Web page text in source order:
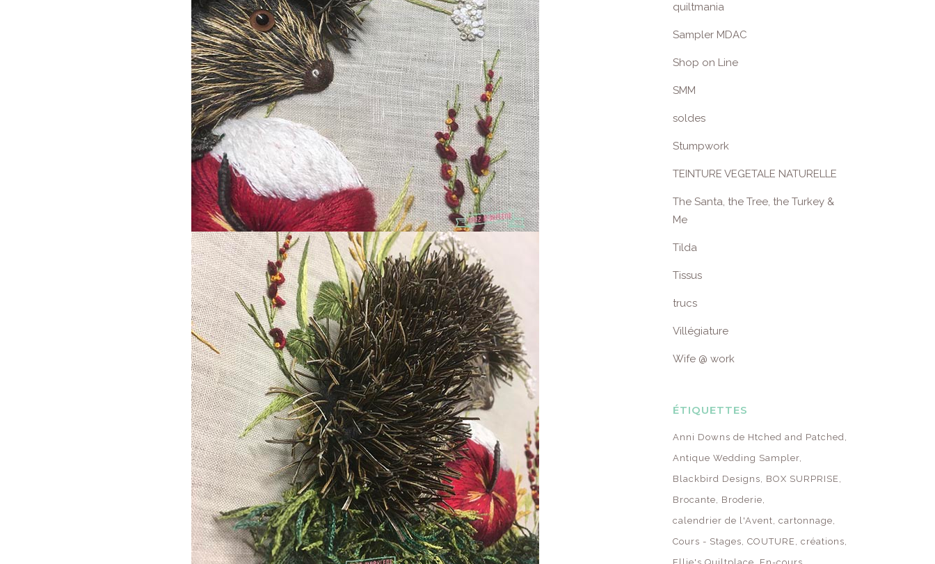
quiltmania
Sampler MDAC
Shop on Line
SMM
soldes
Stumpwork
TEINTURE VEGETALE NATURELLE
The Santa, the Tree, the Turkey &
Me
Tilda
Tissus
trucs
Villégiature
Wife @ work
ÉTIQUETTES
Anni Downs de Htched and Patched
Antique Wedding Sampler
Blackbird Designs
BOX SURPRISE
Brocante
Broderie
calendrier de l'Avent cartonnage
Cours - Stages COUTURE créations